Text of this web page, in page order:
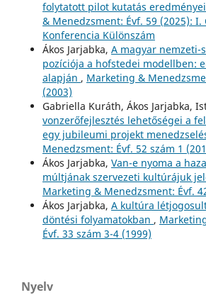
folytatott pilot kutatás
& Menedzsment: Évf. 59 (2025): I.
Konferencia Különszám
Ákos Jarjabka, A magyar nemzeti-
pozíciója a hofstedei modellben:
alapján , Marketing &
(2003)
Gabriella Kuráth, Ákos Jarjabka,
vonzerőfejlesztés lehetőségei a
egy jubileumi projekt
Menedzsment: Évf. 52 szám 1
Ákos Jarjabka, Van-e nyoma a
múltjának szervezeti kultúrájuk
Marketing & Menedzsment: Évf.
Ákos Jarjabka, A kultúra
döntési folyamatokban ,
Évf. 33 szám 3-4 (1999)
Nyelv